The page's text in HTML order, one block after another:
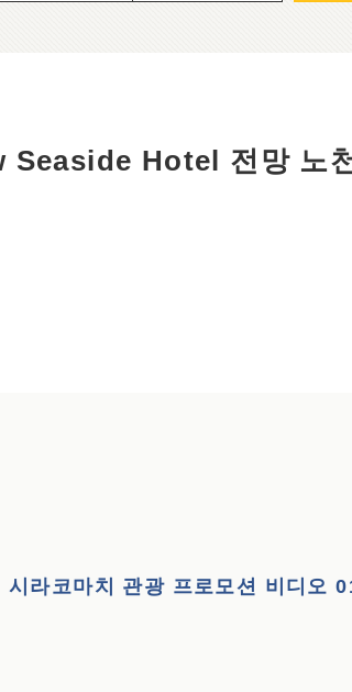
Seaside Hotel 전망 노
시라코마치 관광 프로모션 비디오